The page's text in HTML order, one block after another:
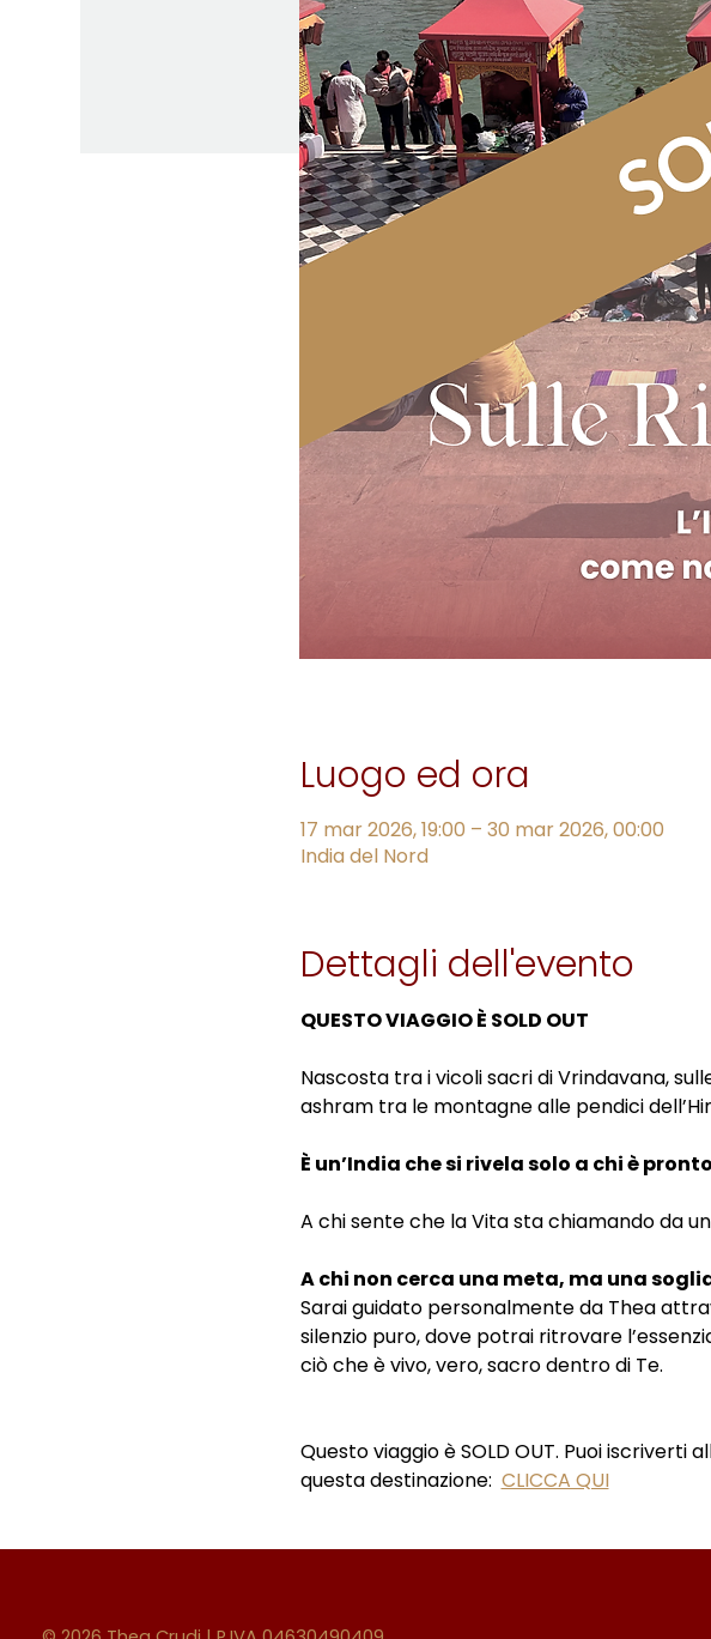
Luogo ed ora
17 mar 2026, 19:00 – 30 mar 2026, 00:00
India del Nord
Dettagli dell'evento
QUESTO VIAGGIO È SOLD OUT
Nascosta tra i vicoli sacri di Vrindavana,
ashram tra le montagne alle pendici
È un’India che si rivela solo a chi è
A chi sente che la Vita sta chiamando da
A chi non cerca una meta, ma una
Sarai guidato personalmente da Thea
silenzio puro, dove potrai ritrovare
ciò che è vivo, vero, sacro dentro di Te.
Questo viaggio è SOLD OUT. Puoi
questa destinazione: CLICCA QUI